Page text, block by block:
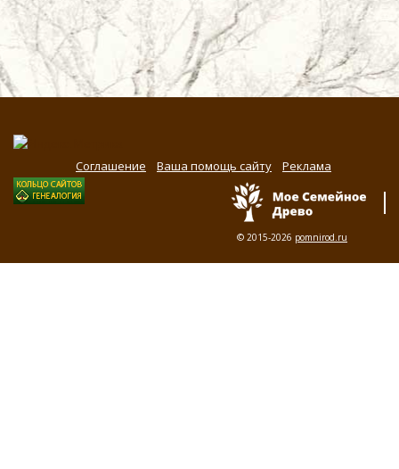
Соглашение Ваша помощь сайту Реклама
© 2015-2026 pomnirod.ru